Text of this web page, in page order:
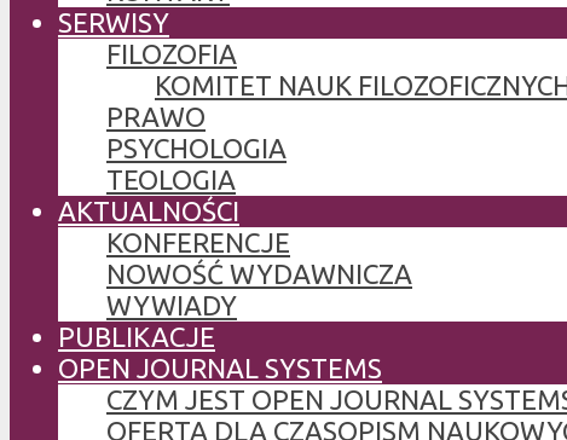
SERWISY
FILOZOFIA
KOMITET NAUK
PRAWO
PSYCHOLOGIA
TEOLOGIA
AKTUALNOŚCI
KONFERENCJE
NOWOŚĆ WYDAWNICZA
WYWIADY
PUBLIKACJE
OPEN JOURNAL SYSTEMS
CZYM JEST OPEN JOURNAL
OFERTA DLA CZASOPISM